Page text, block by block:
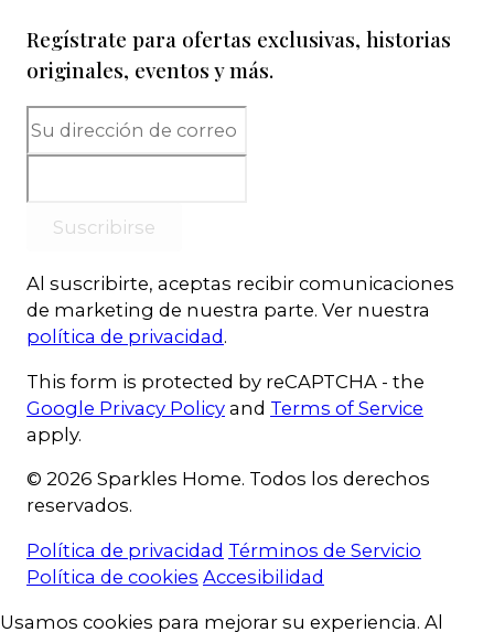
Regístrate para ofertas exclusivas, historias
originales, eventos y más.
Suscribirse
Al suscribirte, aceptas recibir comunicaciones
de marketing de nuestra parte. Ver nuestra
política de privacidad .
This form is protected by reCAPTCHA - the
Google Privacy Policy and Terms of Service
apply.
© 2026 Sparkles Home. Todos los derechos
reservados.
Política de privacidad Términos de Servicio
Política de cookies Accesibilidad
Usamos cookies para mejorar su experiencia. Al